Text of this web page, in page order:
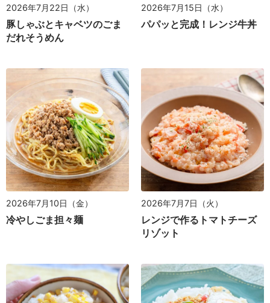
2026年7月22日（水）
豚しゃぶとキャベツのごま
だれそうめん
2026年7月15日（水）
パパッと完成！レンジ牛丼
2026年7月10日（金）
冷やしごま担々麺
2026年7月7日（火）
レンジで作るトマトチーズ
リゾット